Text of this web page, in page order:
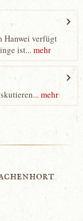
Hanwei verfügt
ist... mehr
mehr